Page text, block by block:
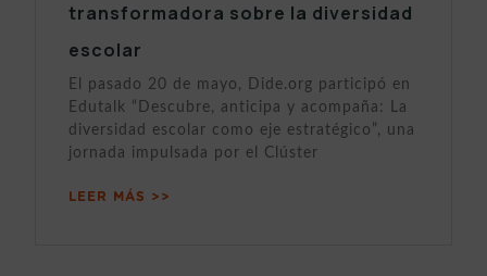
transformadora sobre la diversidad
escolar
El pasado 20 de mayo, Dide.org participó en
Edutalk “Descubre, anticipa y acompaña: La
diversidad escolar como eje estratégico”, una
jornada impulsada por el Clúster
LEER MÁS >>